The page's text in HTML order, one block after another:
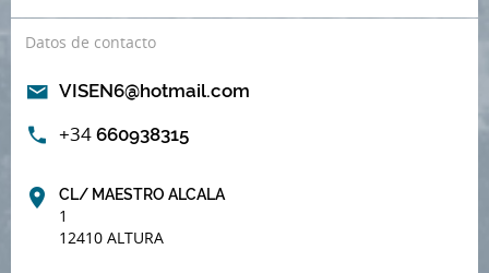
Datos de contacto
VISEN6@hotmail.com
+34 660938315
CL/ MAESTRO ALCALA
1
12410 ALTURA